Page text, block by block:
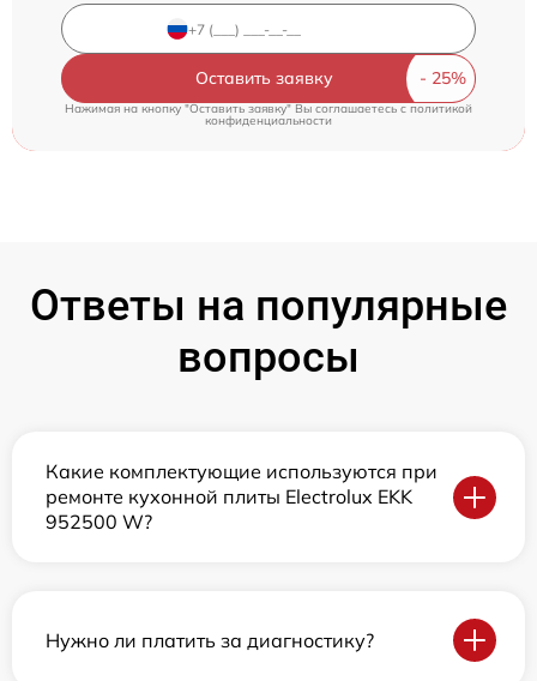
Оставить заявку
Нажимая на кнопку "Оставить заявку" Вы соглашаетесь c политикой
конфиденциальности
Ответы на популярные
вопросы
Какие комплектующие используются при
ремонте кухонной плиты Electrolux EKK
952500 W?
Нужно ли платить за диагностику?